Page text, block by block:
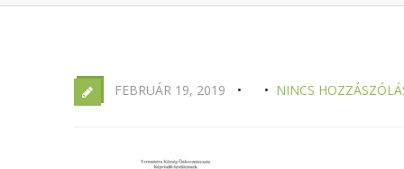
FEBRUÁR 19, 2019 NINCS